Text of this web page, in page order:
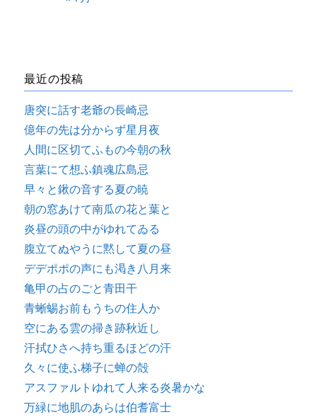
最近の投稿
唐突に話す老爺の長崎忌
億年の先は分からず星月夜
人間に区切てふもの今朝の秋
言葉にて想ふ鎮魂広島忌
早々と鍬の音する夏の暁
朝の窓あけて南瓜の花と葉と
炎昼の頭の中がゆれてゐる
腹立てぬやうに黙して夏の昼
デデポポの声にも渇き八月来
亀甲の占のごと青田干
青蜥蜴お前もうちの住人か
空にある雲の掃き跡秋近し
汗拭ひさへ持ち重るほどの汗
久々に使ふ梯子に蝉の殻
アスファルトゆれて人来る炎暑かな
万緑に地肌のあらは伯耆富士